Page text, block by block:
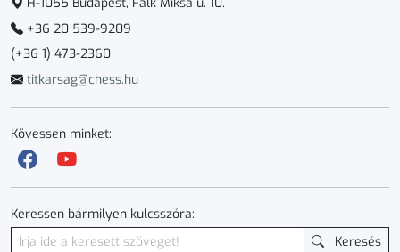
+36 20 539-9209
(+36 1) 473-2360
titkarsag@chess.hu
Kövessen minket:
Keressen bármilyen kulcsszóra:
Keresés